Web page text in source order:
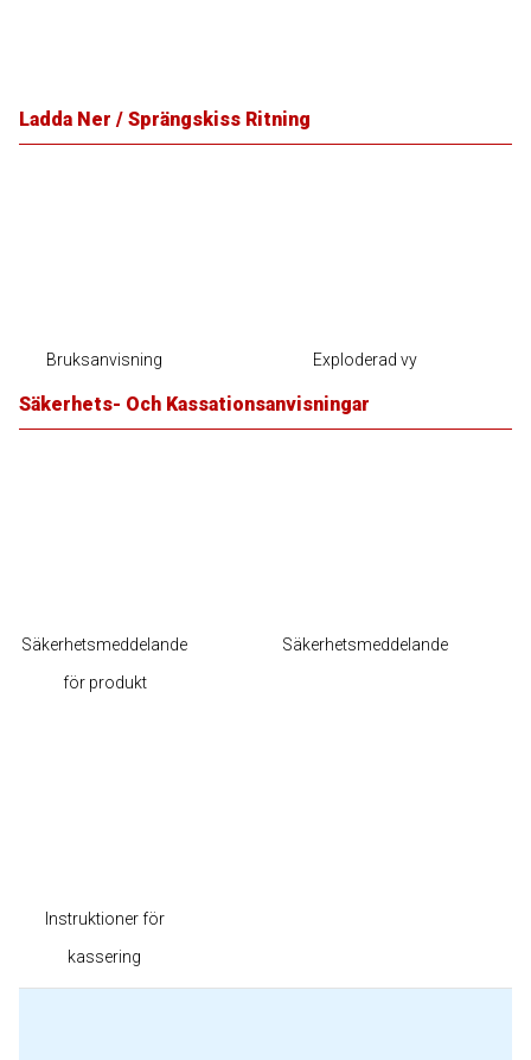
Ladda Ner / Sprängskiss Ritning
Bruksanvisning Exploderad vy
Säkerhets- Och Kassationsanvisningar
Säkerhetsmeddelande
för produkt
Säkerhetsmeddelande
Instruktioner för
kassering